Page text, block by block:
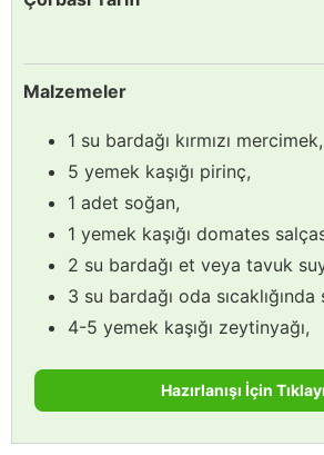
Malzemeler
1 su bardağı kırmızı mercimek,
5 yemek kaşığı pirinç,
1 adet soğan,
1 yemek kaşığı domates
2 su bardağı et veya tavuk
3 su bardağı oda sıcaklığında
4-5 yemek kaşığı zeytinyağı,
Hazırlanışı İçin